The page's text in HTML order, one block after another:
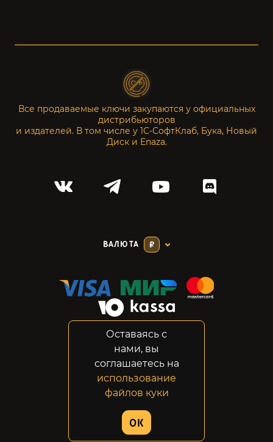
Все продаваемые ключи закупаются у официальных
дистрибьюторов
и издателей. В том числе у 1С-СофтКлаб, Бука, Новый
Диск и Enaza.
ВАЛЮТА ₽
Конфиденциальность
Возвраты
Правовая информация
© 2014-2026 GabeStore
ADN Digital Studio
Оставаясь с
нами, вы
соглашаетесь на
использование
файлов куки
OK